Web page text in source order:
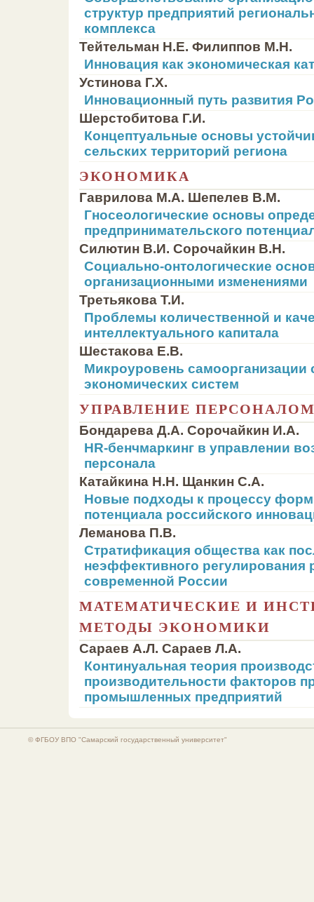
структур предприятий
комплекса
Тейтельман Н.Е. Филиппов М.Н.
Инновация как экономическая
Устинова Г.Х.
Инновационный путь развития
Шерстобитова Г.И.
Концептуальные основы
сельских территорий региона
ЭКОНОМИКА
Гаврилова М.А. Шепелев В.М.
Гносеологические основы
предпринимательского
Силютин В.И. Сорочайкин В.Н.
Социально-онтологические
организационными изменениями
Третьякова Т.И.
Проблемы количественной и
интеллектуального капитала
Шестакова Е.В.
Микроуровень самоорганизации
экономических систем
УПРАВЛЕНИЕ
Бондарева Д.А. Сорочайкин И.А.
HR-бенчмаркинг в управлении
персонала
Катайкина Н.Н. Щанкин С.А.
Новые подходы к процессу
потенциала российского
Леманова П.В.
Стратификация общества как
неэффективного регулирования
современной России
МАТЕМАТИЧЕСКИЕ И
МЕТОДЫ ЭКОНОМИКИ
Сараев А.Л. Сараев Л.А.
Континуальная теория
производительности факторов
промышленных предприятий
© ФГБОУ ВПО "Самарский государственный университет"